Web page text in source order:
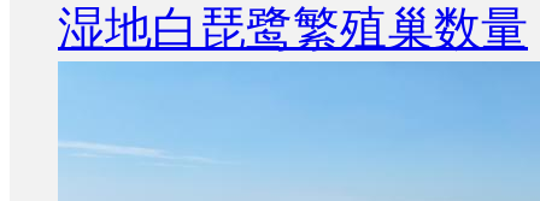
湿地白琵鹭繁殖巢数量